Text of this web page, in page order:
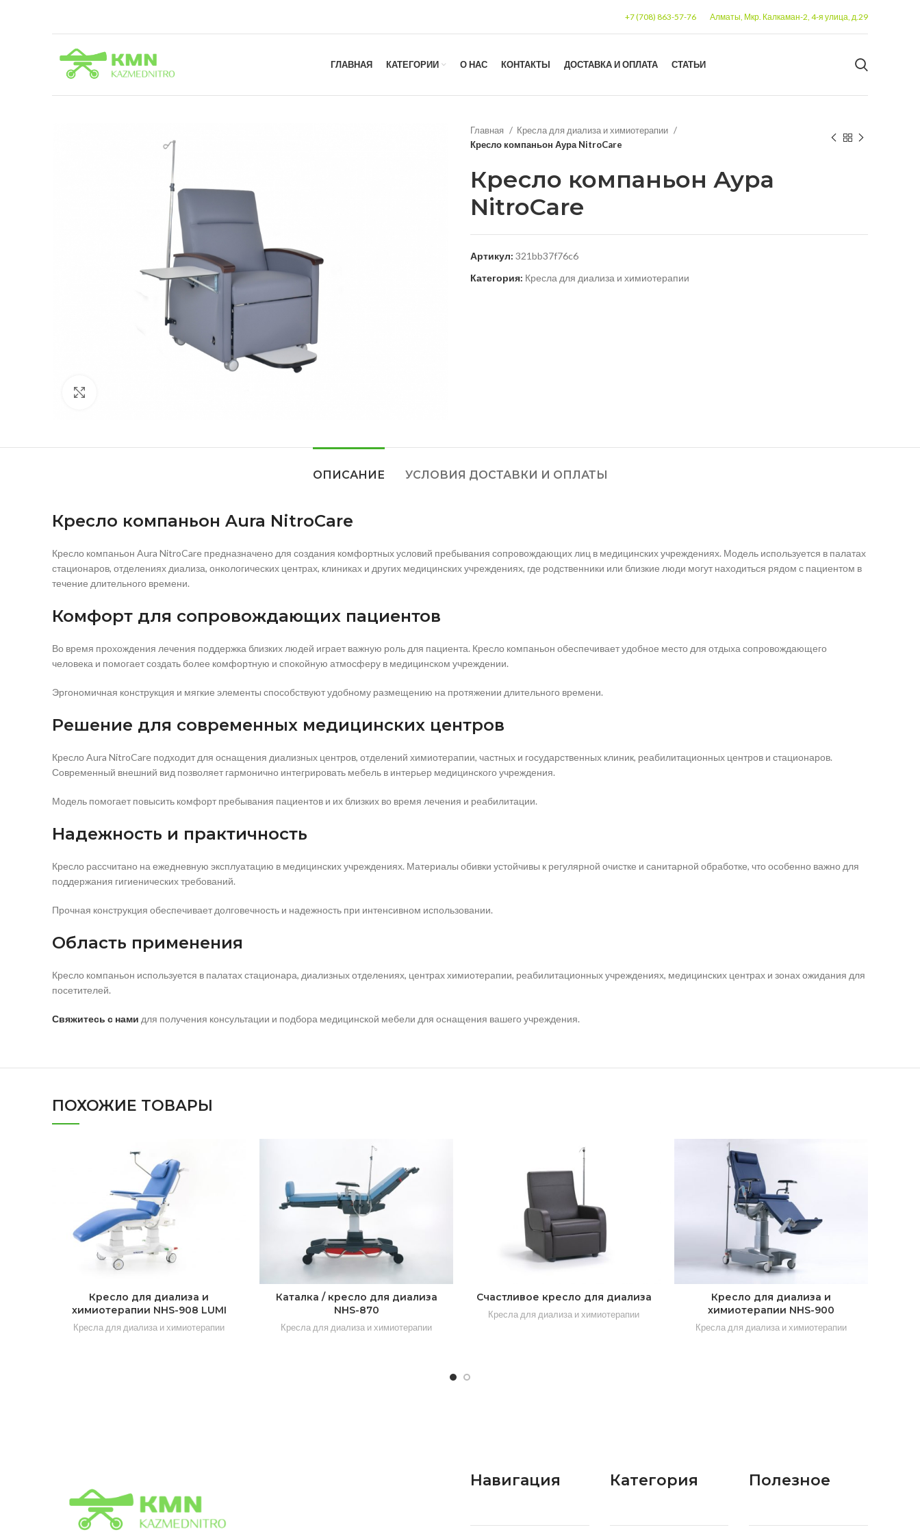
+7 (708) 863-57-76 Алматы, Мкр. Калкаман-2, 4-я улица, д.29
ГЛАВНАЯ КАТЕГОРИИ О НАС КОНТАКТЫ ДОСТАВКА И ОПЛАТА СТАТЬИ
Главная
Кресла для диализа и химиотерапии
Кресло компаньон Аура NitroCare
Кресло компаньон Аура
NitroCare
Артикул: 321bb37f76c6
Категория: Кресла для диализа и химиотерапии
ОПИСАНИЕ УСЛОВИЯ ДОСТАВКИ И ОПЛАТЫ
Кресло компаньон Aura NitroCare
Кресло компаньон Aura NitroCare предназначено для создания комфортных условий пребывания сопровождающих лиц в медицинских учреждениях. Модель используется в палатах
стационаров, отделениях диализа, онкологических центрах, клиниках и других медицинских учреждениях, где родственники или близкие люди могут находиться рядом с пациентом в
течение длительного времени.
Комфорт для сопровождающих пациентов
Во время прохождения лечения поддержка близких людей играет важную роль для пациента. Кресло компаньон обеспечивает удобное место для отдыха сопровождающего
человека и помогает создать более комфортную и спокойную атмосферу в медицинском учреждении.
Эргономичная конструкция и мягкие элементы способствуют удобному размещению на протяжении длительного времени.
Решение для современных медицинских центров
Кресло Aura NitroCare подходит для оснащения диализных центров, отделений химиотерапии, частных и государственных клиник, реабилитационных центров и стационаров.
Современный внешний вид позволяет гармонично интегрировать мебель в интерьер медицинского учреждения.
Модель помогает повысить комфорт пребывания пациентов и их близких во время лечения и реабилитации.
Надежность и практичность
Кресло рассчитано на ежедневную эксплуатацию в медицинских учреждениях. Материалы обивки устойчивы к регулярной очистке и санитарной обработке, что особенно важно для
поддержания гигиенических требований.
Прочная конструкция обеспечивает долговечность и надежность при интенсивном использовании.
Область применения
Кресло компаньон используется в палатах стационара, диализных отделениях, центрах химиотерапии, реабилитационных учреждениях, медицинских центрах и зонах ожидания для
посетителей.
Свяжитесь с нами для получения консультации и подбора медицинской мебели для оснащения вашего учреждения.
ПОХОЖИЕ ТОВАРЫ
Кресло для диализа и
химиотерапии NHS-908 LUMI
Кресла для диализа и химиотерапии
Каталка / кресло для диализа
NHS-870
Кресла для диализа и химиотерапии
Счастливое кресло для диализа
Кресла для диализа и химиотерапии
Кресло для диализа и
химиотерапии NHS-900
Кресла для диализа и химиотерапии
Навигация Категория Полезное